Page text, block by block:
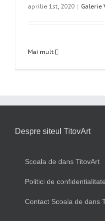
aprilie 1st, 2020 | Galerie
Mai mult
Despre siteul TitovArt
Scoala de dans TitovArt
Politici de confidentialitate
Contact Scoala de dans